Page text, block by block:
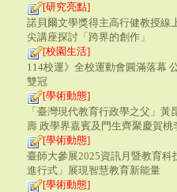
[研究亮點]
諾貝爾文學獎得主高行健教授線
尖講座探討「跨界的創作」
[校園生活]
114校運》全校運動會圓滿落幕
雙冠
[學術動態]
「臺灣現代教育行政學之父」黃
壽 政學界嘉賓及門生齊聚慶賀桃
[學術動態]
臺師大參展2025資訊月暨教育
進行式」展現智慧教育新能量
[學術動態]